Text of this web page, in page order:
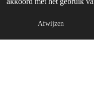
Afwijzen
Belangrijke Links:
Algemene Voorwaarden